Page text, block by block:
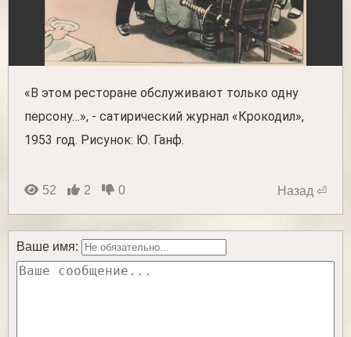
«В этом ресторане обслуживают только одну
персону…», - сатирический журнал «Крокодил»,
1953 год. Рисунок: Ю. Ганф.
52 2 0 Назад ⏎
Ваше имя: